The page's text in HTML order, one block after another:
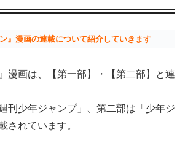
ン』漫画の連載について紹介していきます
漫画は、【第一部】・【第二部】と連
刊少年ジャンプ」、第二部は「少年ジ
されています。